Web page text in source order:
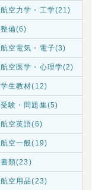
航空力学・工学(21)
整備(6)
航空電気・電子(3)
航空医学・心理学(2)
学生教材(12)
受験・問題集(5)
航空英語(6)
航空一般(19)
書類(23)
航空用品(23)